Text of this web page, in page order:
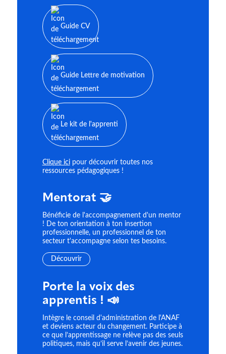
Guide CV
Guide Lettre de motivation
Le kit de l'apprenti
Clique icipour découvrir toutes nos
ressources pédagogiques !
Mentorat 🤝
Bénéficie de l'accompagnement d'un mentor
! De ton orientation à ton insertion
professionnelle, un professionnel de ton
secteur t'accompagne selon tes besoins.
Découvrir
Porte la voix des
apprentis ! 📣
Intègre le conseil d'administration de l'ANAF
et deviens acteur du changement. Participe à
ce que l’apprentissage ne relève pas des seuls
politiques, mais qu’il serve l’avenir des jeunes.